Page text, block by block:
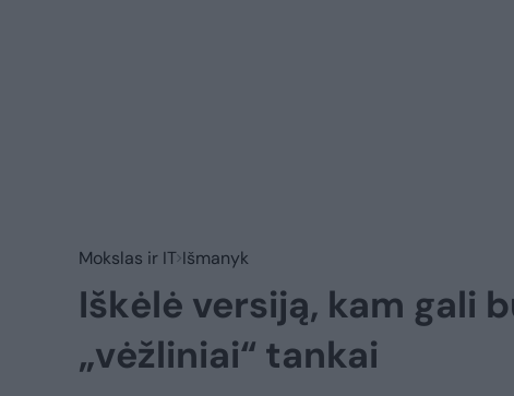
Mokslas ir IT Išmanyk
Iškėlė versiją, kam gali
„vėžliniai“ tankai